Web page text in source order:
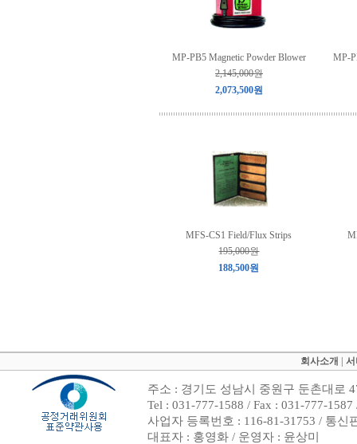
MP-PB5 Magnetic Powder Blower
2,145,000원
2,073,500원
MP-
MFS-CS1 Field/Flux Strips
195,000원
188,500원
회사소개
주소 : 경기도 성남시 중원구 둔촌대로
Tel : 031-777-1588 / Fax : 031-777-
사업자 등록번호 : 116-81-31753 / 통신
대표자 : 홍영화 / 운영자 : 윤상미